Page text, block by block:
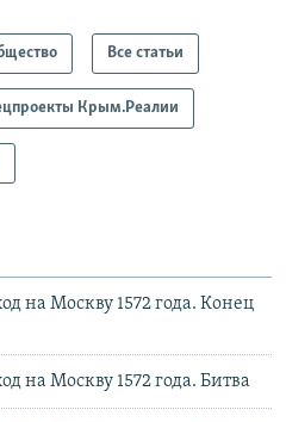
Все статьи
Крым.Реалии
на Москву 1572 года. Конец
на Москву 1572 года. Битва